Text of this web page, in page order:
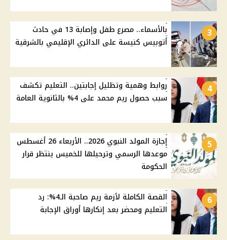
3
بالأسماء.. مصرع طفل وإصابة 13 في حادث
أتوبيس كنيسة على الدائري الإقليمي بالشرقية
4
روابط وهمية وتظليل إجابتين.. التعليم تكشف
سبب حصول ريم محمد على 4% بالثانوية العامة
5
إجازة المولد النبوي 2026.. الأربعاء 26 أغسطس
موعدها الرسمي وترحيلها للخميس ينتظر قرار
الحكومة
6
القصة الكاملة لأزمة ريم صاحبة الـ4%: رد
التعليم ومحضر بعد إنكارها أوراق الإجابة